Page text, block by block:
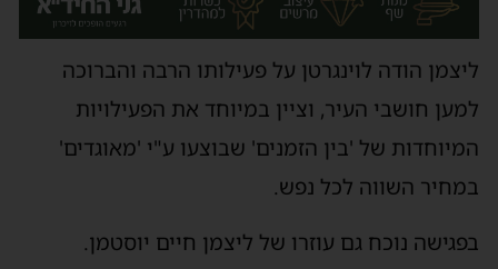
הודה לוינגרטן על פעילותו הרבה והברוכה
חושבי העיר, וציין במיוחד את הפעילויות
של 'בין הזמנים' שבוצעו ע"י 'מאוגדים'
השווה לכל נפש.
נוכח גם עוזרו של ליצמן חיים יוסטמן.